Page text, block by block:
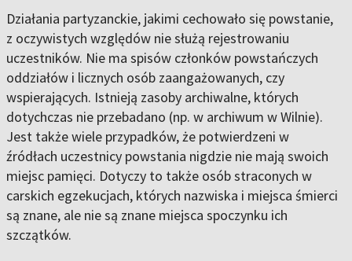
Działania partyzanckie, jakimi cechowało się powstanie,
z oczywistych względów nie służą rejestrowaniu
uczestników. Nie ma spisów członków powstańczych
oddziałów i licznych osób zaangażowanych, czy
wspierających. Istnieją zasoby archiwalne, których
dotychczas nie przebadano (np. w archiwum w Wilnie).
Jest także wiele przypadków, że potwierdzeni w
źródłach uczestnicy powstania nigdzie nie mają swoich
miejsc pamięci. Dotyczy to także osób straconych w
carskich egzekucjach, których nazwiska i miejsca śmierci
są znane, ale nie są znane miejsca spoczynku ich
szczątków.